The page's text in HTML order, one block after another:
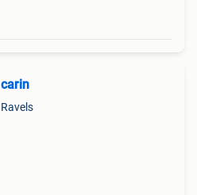
carin
Ravels